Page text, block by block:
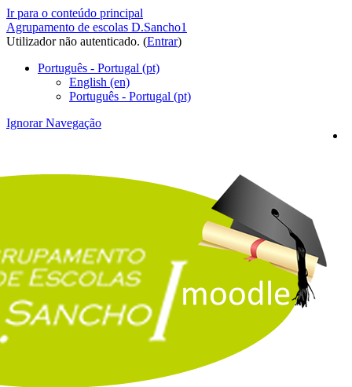
Ir para o conteúdo principal
Agrupamento de escolas D.Sancho1
Utilizador não autenticado. (Entrar)
Português - Portugal ‎(pt)‎
English ‎(en)‎
Português - Portugal ‎(pt)‎
Ignorar Navegação